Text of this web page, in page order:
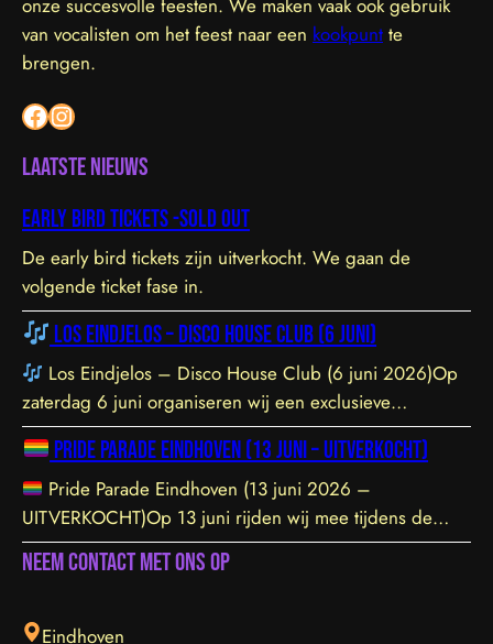
onze succesvolle feesten. We maken vaak ook gebruik
van vocalisten om het feest naar een kookpunt te
brengen.
Facebook Instagram
Laatste nieuws
Early bird tickets -sold out
De early bird tickets zijn uitverkocht. We gaan de
volgende ticket fase in.
Los Eindjelos – Disco House Club (6 juni)
Los Eindjelos – Disco House Club (6 juni 2026)Op
zaterdag 6 juni organiseren wij een exclusieve
clubavond van 20:30 tot 01:30 in een sfeervolle, intieme
locatie aan de Hofstraat 85b in Eindhoven. De venue is
prachtig ingericht en staat garant voor een geweldige
vibe. Let op: de toegang sluit om 21:45 uur – daarna is
toegang helaas niet meer mogelijk. Tickets zijn hier te
vinden.
Pride Parade Eindhoven (13 juni – UITVERKOCHT)
Pride Parade Eindhoven (13 juni 2026 –
UITVERKOCHT)Op 13 juni rijden wij mee tijdens de
Pride Parade door het centrum van Eindhoven. We
dragen de LHBTIQ+ gemeenschap een warm hart toe en
gelijkwaardigheid en acceptatie. Samen bouwen we aan
Neem contact met ons op
Eindhoven